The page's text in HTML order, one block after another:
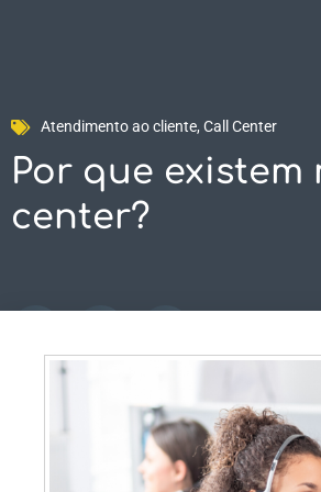
Atendimento ao cliente, Call Center
Por que
center?